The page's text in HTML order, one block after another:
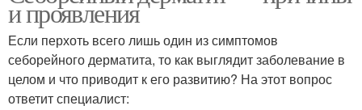
и проявления
Если перхоть всего лишь один из симптомов
себорейного дерматита, то как выглядит заболевание в
целом и что приводит к его развитию? На этот вопрос
ответит специалист: